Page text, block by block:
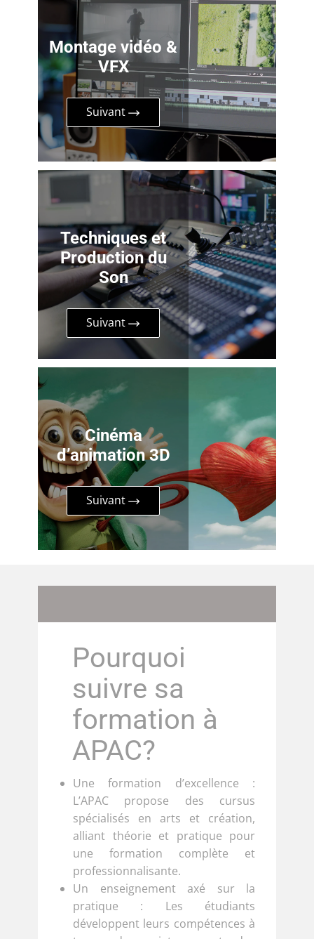
Montage vidéo &
VFX
Suivant
Techniques et
Production du
Son
Suivant
Cinéma
d’animation 3D
Suivant
Pourquoi
suivre sa
formation à
APAC?
Une formation d’excellence :
L’APAC propose des cursus
spécialisés en arts et création,
alliant théorie et pratique pour
une formation complète et
professionnalisante.
Un enseignement axé sur la
pratique : Les étudiants
développent leurs compétences à